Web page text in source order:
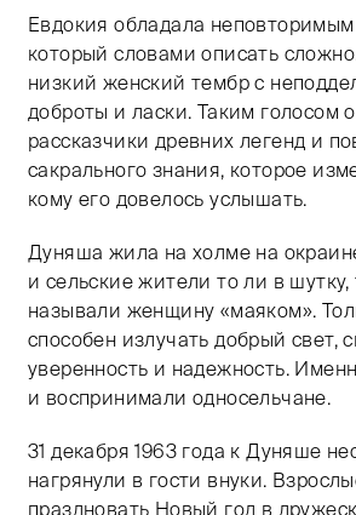
Евдокия обладала неповторимым
который словами описать
низкий женский тембр с
доброты и ласки. Таким голосом
рассказчики древних легенд и
сакрального знания, которое
кому его довелось услышать.
Дуняша жила на холме на
и сельские жители то ли в шутку,
называли женщину «маяком».
способен излучать добрый свет,
уверенность и надежность.
и воспринимали односельчане.
31 декабря 1963 года к Дуняше
нагрянули в гости внуки.
праздновать Новый год в